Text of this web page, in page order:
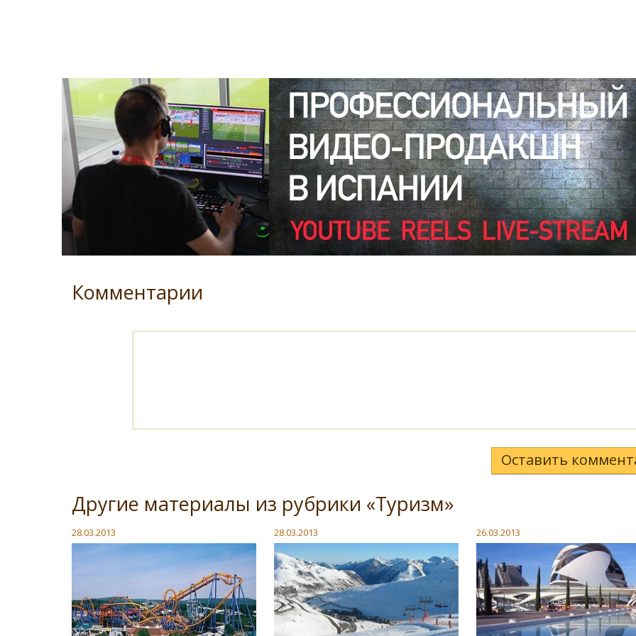
Комментарии
Оставить
Другие материалы из рубрики «Туризм»
28.03.2013 28.03.2013 26.03.2013